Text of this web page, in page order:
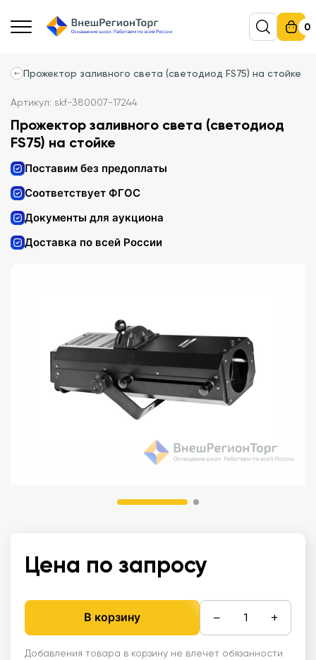
0
Прожектор заливного света (светодиод FS75) на стойке
Артикул: skf-380007-17244
Прожектор заливного света (светодиод
FS75) на стойке
Поставим без предоплаты
Соответствует ФГОС
Документы для аукциона
Доставка по всей России
Цена по запросу
В корзину − +
Добавления товара в корзину не влечет обязанности